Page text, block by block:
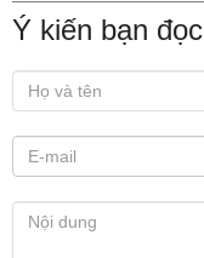
Ý kiến bạn đọc